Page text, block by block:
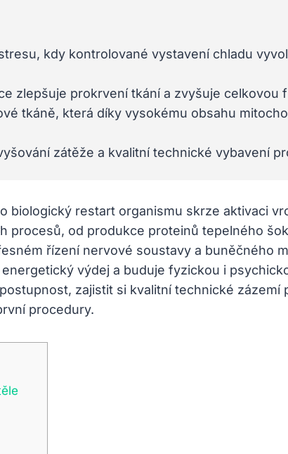
kdy kontrolované vystavení chladu
zlepšuje prokrvení tkání a zvyšuje celkovou
tkáně, která díky vysokému obsahu
zátěže a kvalitní technické vybavení
biologický restart organismu skrze aktivaci
procesů, od produkce proteinů tepelného
řízení nervové soustavy a buněčného
výdej a buduje fyzickou i
zajistit si kvalitní technické
procedury.